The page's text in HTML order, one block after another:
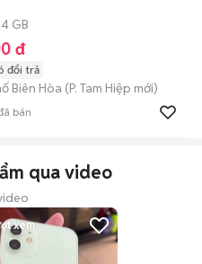
GB
đ
đổi trả
Biên Hòa (P. Tam Hiệp mới)
bán
qua video
xem